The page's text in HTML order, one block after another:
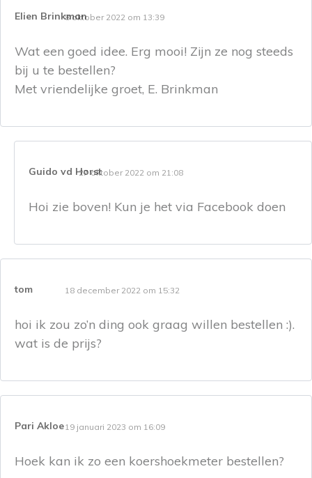
Elien Brinkman8 oktober 2022 om 13:39
Wat een goed idee. Erg mooi! Zijn ze nog steeds
bij u te bestellen?
Met vriendelijke groet, E. Brinkman
Guido vd Horst27 oktober 2022 om 21:08
Hoi zie boven! Kun je het via Facebook doen
tom 18 december 2022 om 15:32
hoi ik zou zo’n ding ook graag willen bestellen :).
wat is de prijs?
Pari Akloe19 januari 2023 om 16:09
Hoek kan ik zo een koershoekmeter bestellen?